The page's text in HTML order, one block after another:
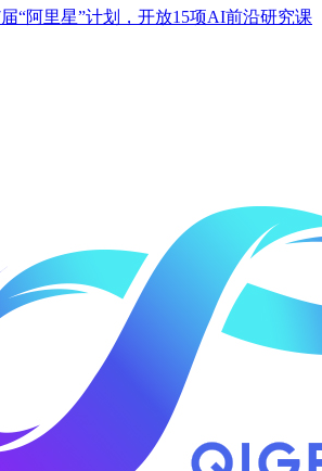
“阿里星”计划，开放15项AI前沿研究课